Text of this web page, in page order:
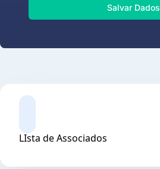
Salvar Dados
LIsta de Associados